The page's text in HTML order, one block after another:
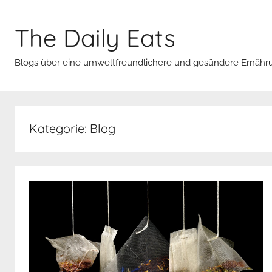
springen
The Daily Eats
Blogs über eine umweltfreundlichere und gesündere
Kategorie: Blog